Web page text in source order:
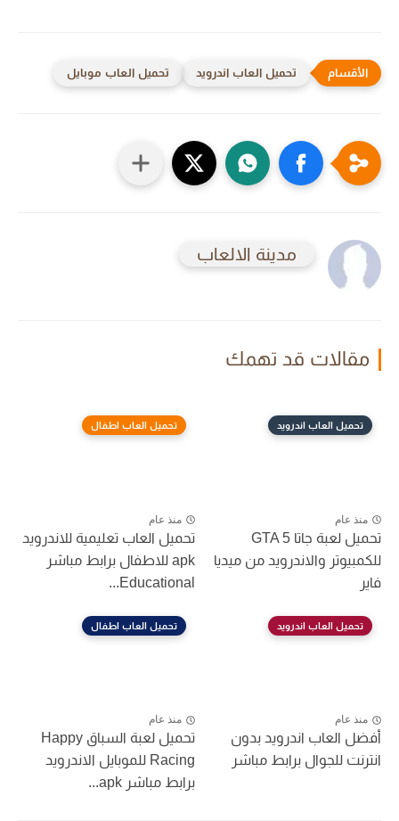
تحميل العاب اندرويد تحميل العاب موبايل
مدينة الالعاب
مقالات قد تهمك
تحميل العاب اندرويد
منذ عام
تحميل لعبة جاتا GTA 5
للكمبيوتر والاندرويد من ميديا
فاير
تحميل العاب اطفال
منذ عام
تحميل العاب تعليمية للاندرويد
apk للاطفال برابط مباشر
Educational...
تحميل العاب اندرويد
منذ عام
أفضل العاب اندرويد بدون
انترنت للجوال برابط مباشر
تحميل العاب اطفال
منذ عام
تحميل لعبة السباق Happy
Racing للموبايل الاندرويد
برابط مباشر apk...